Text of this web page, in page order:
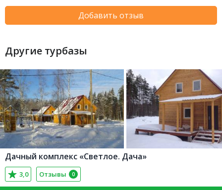
Другие турбазы
Дачный комплекс «Светлое. Дача»